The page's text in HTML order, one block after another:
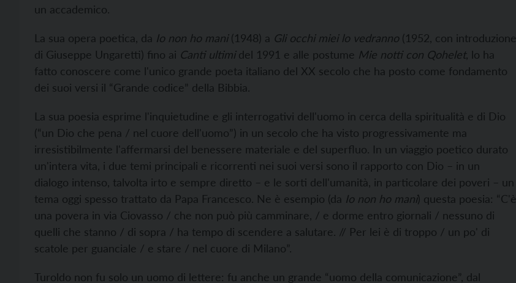
un accademico.
La sua opera poetica, da Io non ho mani(1948) a Gli occhi miei lo vedranno (1952, con introduzione
di Giuseppe Ungaretti) fino ai Canti ultimidel 1991 e alle postume Mie notti con Qohelet, lo ha
fatto conoscere come l'unico grande poeta italiano del XX secolo che ha posto come fondamento
dei suoi versi il “Grande codice” della Bibbia.
La sua poesia esprime l'inquietudine e gli interrogativi dell'uomo in cerca della spiritualità e di Dio
(“un Dio che pena / nel cuore dell'uomo”) in un secolo che ha visto progressivamente ma
irresistibilmente l'affermarsi del benessere materiale e del superfluo. In un viaggio poetico durato
un'intera vita, i due temi principali e ricorrenti nei suoi versi sono il rapporto con Dio – in un
dialogo intenso, talvolta irto e sempre diretto – e le sorti dell'umanità, in particolare dei poveri – un
tema oggi spesso trattato da Papa Francesco. Ne è esempio (da Io non ho mani) questa poesia: “C'è
una povera in via Ciovasso / che non può più camminare, / e dorme entro giornali / nessuno di
quelli che stanno / di sopra / ha tempo di scendere a salutare. // Per lei è di troppo / un po' di
scatole per guanciale / e stare / nel cuore di Milano”.
Turoldo non fu solo un uomo di lettere: fu anche un grande “uomo della comunicazione”, dal